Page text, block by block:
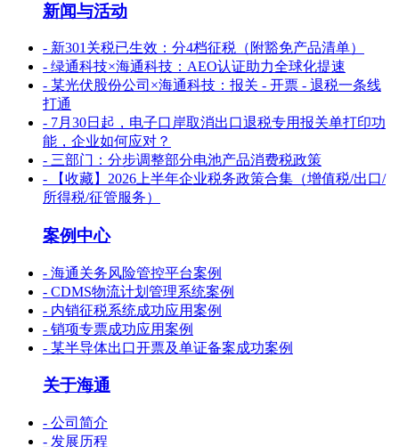
新闻与活动
- 新301关税已生效：分4档征税（附豁免产品清单）
- 绿通科技×海通科技：AEO认证助力全球化提速
- 某光伏股份公司×海通科技：报关 - 开票 - 退税一条线
打通
- 7月30日起，电子口岸取消出口退税专用报关单打印功
能，企业如何应对？
- 三部门：分步调整部分电池产品消费税政策
- 【收藏】2026上半年企业税务政策合集（增值税/出口/
所得税/征管服务）
案例中心
- 海通关务风险管控平台案例
- CDMS物流计划管理系统案例
- 内销征税系统成功应用案例
- 销项专票成功应用案例
- 某半导体出口开票及单证备案成功案例
关于海通
- 公司简介
- 发展历程